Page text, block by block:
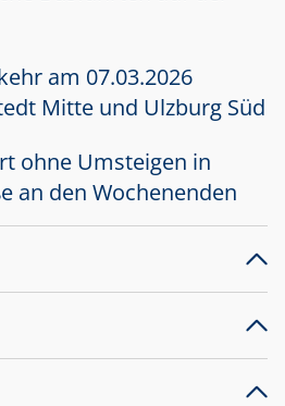
am 07.03.2026
Mitte und Ulzburg Süd
ohne Umsteigen in
an den Wochenenden
Bauarbeiten am
der Bahnstraße in